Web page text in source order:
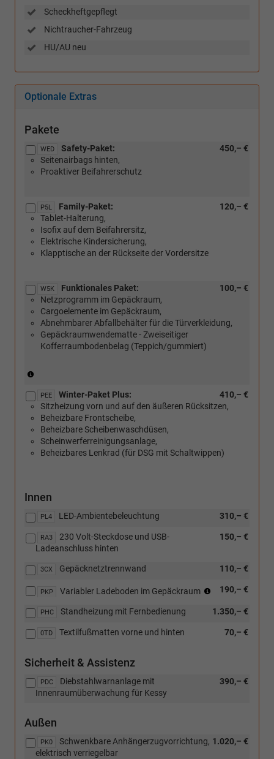
Scheckheftgepflegt
Nichtraucher-Fahrzeug
HU/AU neu
Optionale Extras
Pakete
WED 450,– €
Safety-Paket:
Seitenairbags hinten,
Proaktiver Beifahrerschutz
P5L 120,– €
Family-Paket:
Tablet-Halterung,
Isofix auf dem Beifahrersitz,
Elektrische Kindersicherung,
Klapptische an der Rückseite der Vordersitze
W5K 100,– €
Funktionales Paket:
Netzprogramm im Gepäckraum,
Cargoelemente im Gepäckraum,
Abnehmbarer Abfallbehälter für die Türverkleidung,
Gepäckraumwendematte - Zweiseitiger
Kofferraumbodenbelag (Teppich/gummiert)
Verbindung
mit:
[PKP]
Variabler
Ladeboden
im
PEE 410,– €
Winter-Paket Plus:
Sitzheizung vorn und auf den äußeren Rücksitzen,
Beheizbare Frontscheibe,
Beheizbare Scheibenwaschdüsen,
Scheinwerferreinigungsanlage,
Beheizbares Lenkrad (für DSG mit Schaltwippen)
Innen
PL4 310,– €
LED-Ambientebeleuchtung
RA3 150,– €
230 Volt-Steckdose und USB-
Ladeanschluss hinten
3CX 110,– €
Gepäcknetztrennwand
PKP 190,– €
Variabler Ladeboden im Gepäckraum
(Nicht
Verbindung
[W5K]
[PJA]
Größe)
PHC 1.350,– €
Standheizung mit Fernbedienung
0TD 70,– €
Textilfußmatten vorne und hinten
Sicherheit & Assistenz
PDC 390,– €
Diebstahlwarnanlage mit
Innenraumüberwachung für Kessy
Außen
PK0 1.020,– €
Schwenkbare Anhängerzugvorrichtung,
elektrisch verriegelbar